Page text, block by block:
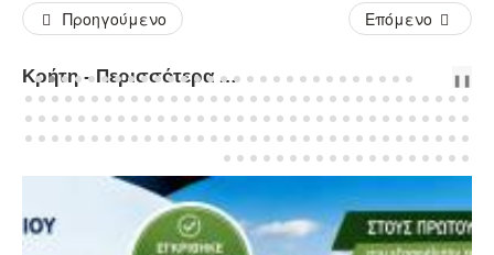
Προηγούμενο Επόμενο
Κρήτη - Περισσότερα Άρθρα... PREVNEXT
❚❚